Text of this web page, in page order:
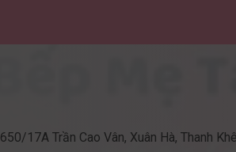
650/17A Trần Cao Vân, Xuân Hà, Thanh